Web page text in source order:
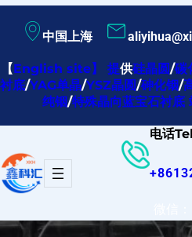
内
容
中国上海
【English site】提供硅晶圆/碳
衬底/YAG单晶/YSZ晶圆/砷化铟/
纯铟/特殊晶向蓝宝石衬底
电话